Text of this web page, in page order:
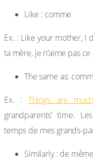
Like : comme
Ex. : Like your mother, I
ta mère, je n’aime pas
The same as:
Ex. : Things are much
grandparents’ time.
temps de mes grands-
Similarly : de